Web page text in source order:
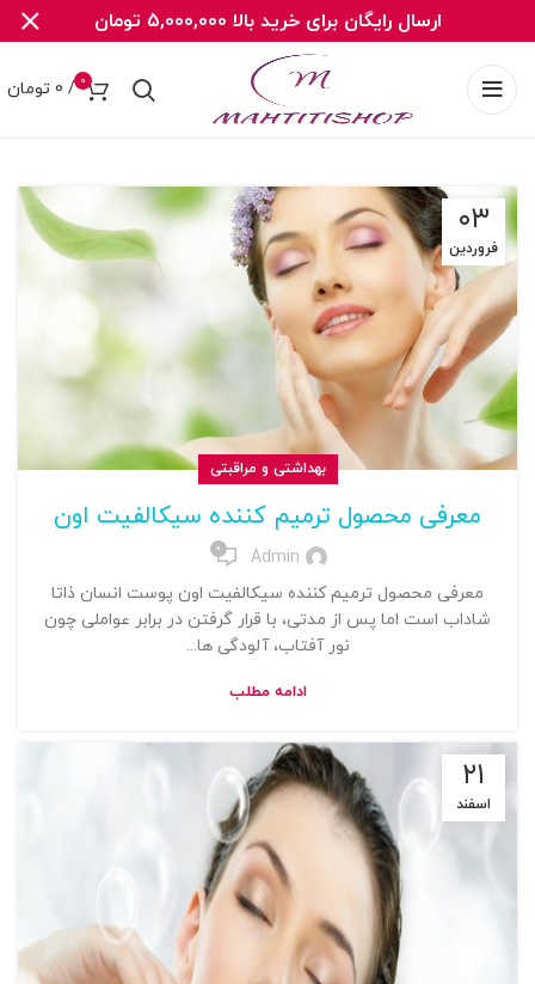
0
/
0 تومان
۰۳
فروردین
بهداشتی و مراقبتی
معرفی محصول ترمیم کننده سیکالفیت اون
Admin
0
معرفی محصول ترمیم کننده سیکالفیت اون پوست انسان‌ ذاتا
شاداب است اما پس از مدتی، با قرار گرفتن در برابر عواملی چون
نور آفتاب، آلودگی ها...
ادامه مطلب
۲۱
اسفند
ارسال رایگان برای خرید بالا 5,000,000 تومان